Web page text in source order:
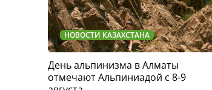
НОВОСТИ КАЗАХСТАНА
День альпинизма в Алматы
отмечают Альпиниадой с 8-9